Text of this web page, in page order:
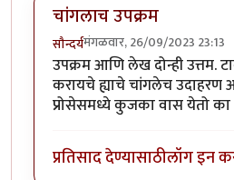
चांगलाच उपक्रम
सौन्दर्यमंगळवार, 26/09/2023 23:13
उपक्रम आणि लेख दोन्ही उत्तम.
करायचे ह्याचे चांगलेच उदाहरण
प्रोसेसमध्ये कुजका वास येतो का
प्रतिसाद देण्यासाठीलॉग इन